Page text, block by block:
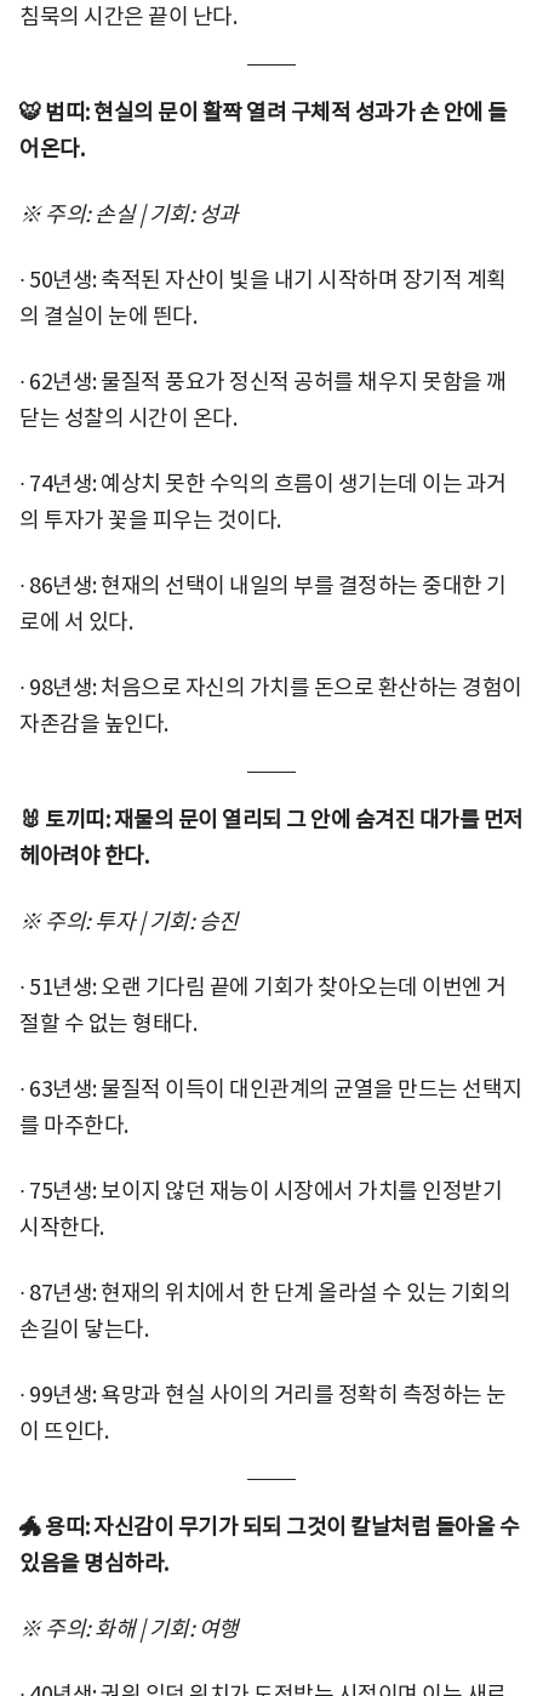
침묵의 시간은 끝이 난다.
🐯 범띠: 현실의 문이 활짝 열려 구체적 성과가 손 안에 들
어온다.
※ 주의: 손실 | 기회: 성과
∙ 50년생: 축적된 자산이 빛을 내기 시작하며 장기적 계획
의 결실이 눈에 띈다.
∙ 62년생: 물질적 풍요가 정신적 공허를 채우지 못함을 깨
닫는 성찰의 시간이 온다.
∙ 74년생: 예상치 못한 수익의 흐름이 생기는데 이는 과거
의 투자가 꽃을 피우는 것이다.
∙ 86년생: 현재의 선택이 내일의 부를 결정하는 중대한 기
로에 서 있다.
∙ 98년생: 처음으로 자신의 가치를 돈으로 환산하는 경험이
자존감을 높인다.
🐰 토끼띠: 재물의 문이 열리되 그 안에 숨겨진 대가를 먼저
헤아려야 한다.
※ 주의: 투자 | 기회: 승진
∙ 51년생: 오랜 기다림 끝에 기회가 찾아오는데 이번엔 거
절할 수 없는 형태다.
∙ 63년생: 물질적 이득이 대인관계의 균열을 만드는 선택지
를 마주한다.
∙ 75년생: 보이지 않던 재능이 시장에서 가치를 인정받기
시작한다.
∙ 87년생: 현재의 위치에서 한 단계 올라설 수 있는 기회의
손길이 닿는다.
∙ 99년생: 욕망과 현실 사이의 거리를 정확히 측정하는 눈
이 뜨인다.
🐲 용띠: 자신감이 무기가 되되 그것이 칼날처럼 돌아올 수
있음을 명심하라.
※ 주의: 화해 | 기회: 여행